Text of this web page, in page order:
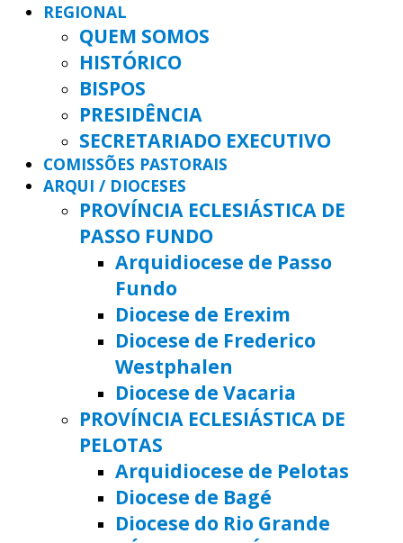
REGIONAL
QUEM SOMOS
HISTÓRICO
BISPOS
PRESIDÊNCIA
SECRETARIADO EXECUTIVO
COMISSÕES PASTORAIS
ARQUI / DIOCESES
PROVÍNCIA ECLESIÁSTICA DE
PASSO FUNDO
Arquidiocese de Passo
Fundo
Diocese de Erexim
Diocese de Frederico
Westphalen
Diocese de Vacaria
PROVÍNCIA ECLESIÁSTICA DE
PELOTAS
Arquidiocese de Pelotas
Diocese de Bagé
Diocese do Rio Grande